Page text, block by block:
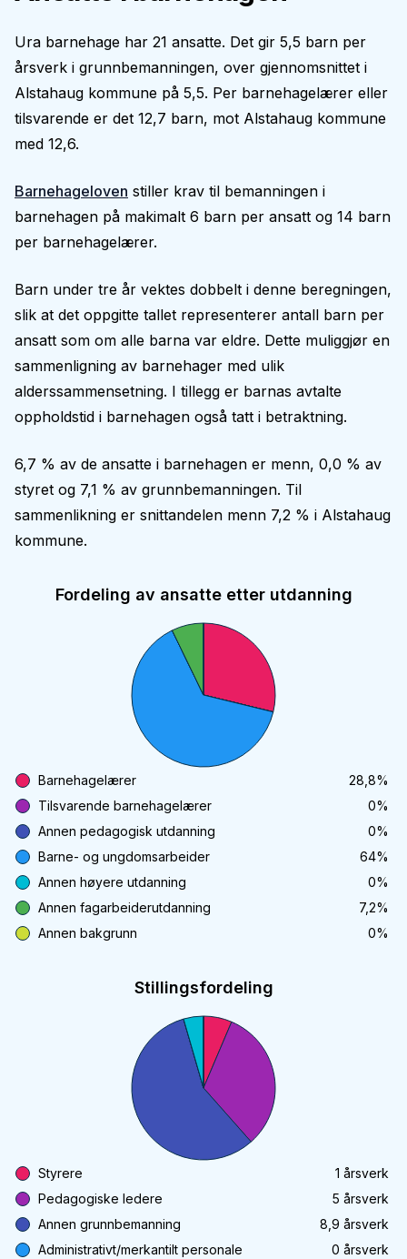
Ura barnehage har 21 ansatte. Det gir 5,5 barn per
årsverk i grunnbemanningen, over gjennomsnittet i
Alstahaug kommune på 5,5. Per barnehagelærer eller
tilsvarende er det 12,7 barn, mot Alstahaug kommune
med 12,6.
Barnehageloven stiller krav til bemanningen i
barnehagen på makimalt 6 barn per ansatt og 14 barn
per barnehagelærer.
Barn under tre år vektes dobbelt i denne beregningen,
slik at det oppgitte tallet representerer antall barn per
ansatt som om alle barna var eldre. Dette muliggjør en
sammenligning av barnehager med ulik
alderssammensetning. I tillegg er barnas avtalte
oppholdstid i barnehagen også tatt i betraktning.
6,7 % av de ansatte i barnehagen er menn, 0,0 % av
styret og 7,1 % av grunnbemanningen. Til
sammenlikning er snittandelen menn 7,2 % i Alstahaug
kommune.
Fordeling av ansatte etter utdanning
Barnehagelærer 28,8%
Tilsvarende barnehagelærer
0%
Annen pedagogisk utdanning
0%
Barne- og ungdomsarbeider
64%
Annen høyere utdanning
0%
Annen fagarbeiderutdanning
7,2%
Annen bakgrunn
0%
Stillingsfordeling
Styrere 1 årsverk
Pedagogiske ledere
5 årsverk
Annen grunnbemanning
8,9 årsverk
Administrativt/merkantilt personale
0 årsverk